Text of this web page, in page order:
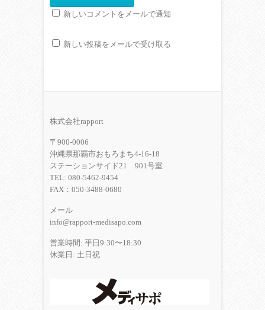
新しいコメントをメールで通知
新しい投稿をメールで受け取る
株式会社rapport
〒900-0006
沖縄県那覇市おもろまち4-16-18
ステーションサイド21 901号室
TEL: 080-5462-9454
FAX：050-3488-0680
メール
info@rapport-medisapo.com
営業時間: 平日9:30〜18:30
休業日: 土日祝